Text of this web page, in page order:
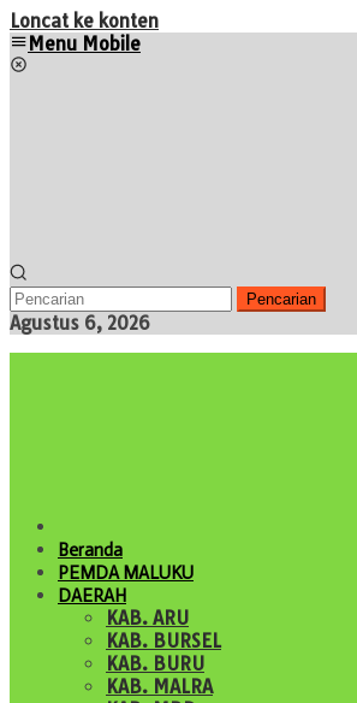
Loncat ke konten
Menu Mobile
Pencarian
Agustus 6, 2026
Beranda
PEMDA MALUKU
DAERAH
KAB. ARU
KAB. BURSEL
KAB. BURU
KAB. MALRA